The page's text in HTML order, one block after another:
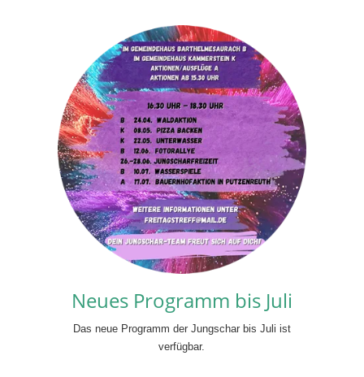
Neues Programm bis Juli
Das neue Programm der Jungschar bis Juli ist
verfügbar.